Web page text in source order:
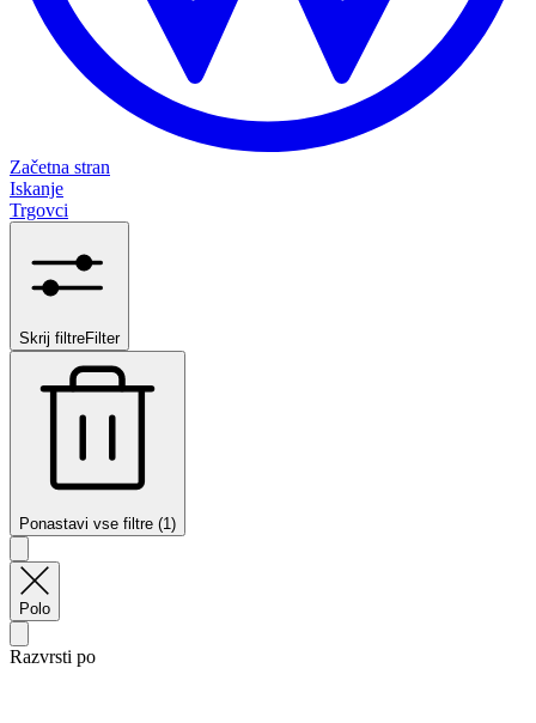
Začetna stran
Iskanje
Trgovci
Skrij filtreFilter
Ponastavi vse filtre (1)
Polo
Razvrsti po